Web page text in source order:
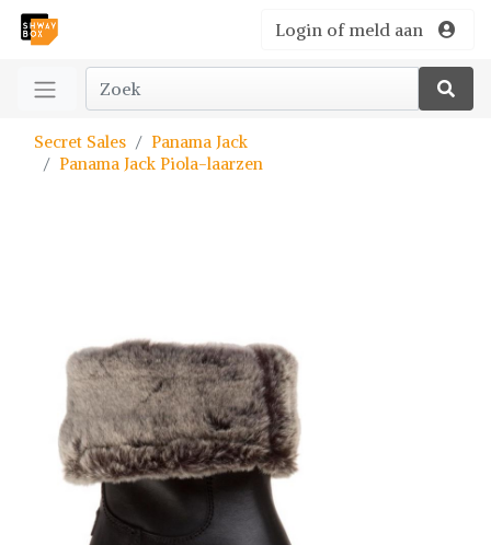
Login of meld aan
Secret Sales
Panama Jack
Panama Jack Piola-laarzen